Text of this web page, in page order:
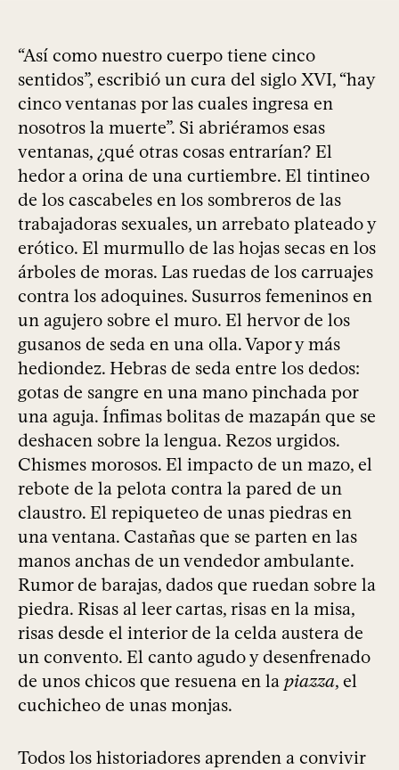
“Así como nuestro cuerpo tiene cinco
sentidos”, escribió un cura del siglo XVI, “hay
cinco ventanas por las cuales ingresa en
nosotros la muerte”. Si abriéramos esas
ventanas, ¿qué otras cosas entrarían? El
hedor a orina de una curtiembre. El tintineo
de los cascabeles en los sombreros de las
trabajadoras sexuales, un arrebato plateado y
erótico. El murmullo de las hojas secas en los
árboles de moras. Las ruedas de los carruajes
contra los adoquines. Susurros femeninos en
un agujero sobre el muro. El hervor de los
gusanos de seda en una olla. Vapor y más
hediondez. Hebras de seda entre los dedos:
gotas de sangre en una mano pinchada por
una aguja. Ínfimas bolitas de mazapán que se
deshacen sobre la lengua. Rezos urgidos.
Chismes morosos. El impacto de un mazo, el
rebote de la pelota contra la pared de un
claustro. El repiqueteo de unas piedras en
una ventana. Castañas que se parten en las
manos anchas de un vendedor ambulante.
Rumor de barajas, dados que ruedan sobre la
piedra. Risas al leer cartas, risas en la misa,
risas desde el interior de la celda austera de
un convento. El canto agudo y desenfrenado
de unos chicos que resuena en la piazza, el
cuchicheo de unas monjas.
Todos los historiadores aprenden a convivir